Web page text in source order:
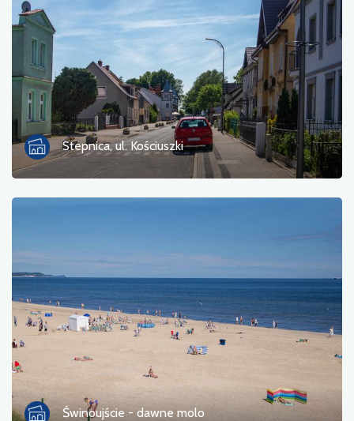
Stepnica, ul. Kościuszki
Świnoujście - dawne molo
Punkt widokowy
Serwis rowerowy i stacja napraw
Sport i rekreacja
Woda
Zabytek
Inne
sortuj